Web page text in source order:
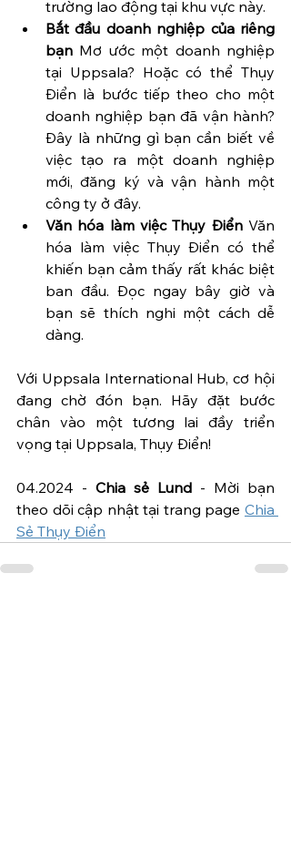
trường lao động tại khu vực này.
Bắt đầu doanh nghiệp của riêng
bạn Mơ ước một doanh nghiệp
tại Uppsala? Hoặc có thể Thụy
Điển là bước tiếp theo cho một
doanh nghiệp bạn đã vận hành?
Đây là những gì bạn cần biết về
việc tạo ra một doanh nghiệp
mới, đăng ký và vận hành một
công ty ở đây.
Văn hóa làm việc Thụy Điển Văn
hóa làm việc Thụy Điển có thể
khiến bạn cảm thấy rất khác biệt
ban đầu. Đọc ngay bây giờ và
bạn sẽ thích nghi một cách dễ
dàng.
Với Uppsala International Hub, cơ hội
đang chờ đón bạn. Hãy đặt bước
chân vào một tương lai đầy triển
vọng tại Uppsala, Thụy Điển!
04.2024 - Chia sẻ Lund - Mời bạn
theo dõi cập nhật tại trang page Chia
Sẻ Thụy Điển